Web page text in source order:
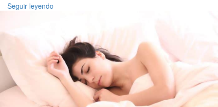
Seguir leyendo